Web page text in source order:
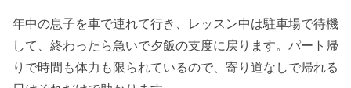
年中の息子を車で連れて行き、レッスン中は駐車場で待機
して、終わったら急いで夕飯の支度に戻ります。パート帰
りで時間も体力も限られているので、寄り道なしで帰れる